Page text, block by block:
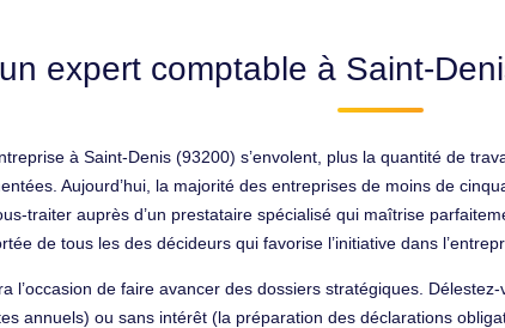
expert comptable à Saint-
à Saint-Denis (93200) s’envolent, plus la quantité de
Aujourd’hui, la majorité des entreprises de moins de
traiter auprès d’un prestataire spécialisé qui maîtrise
de tous les des décideurs qui favorise l’initiative dans
l’occasion de faire avancer des dossiers stratégiques.
annuels) ou sans intérêt (la préparation des déclarations